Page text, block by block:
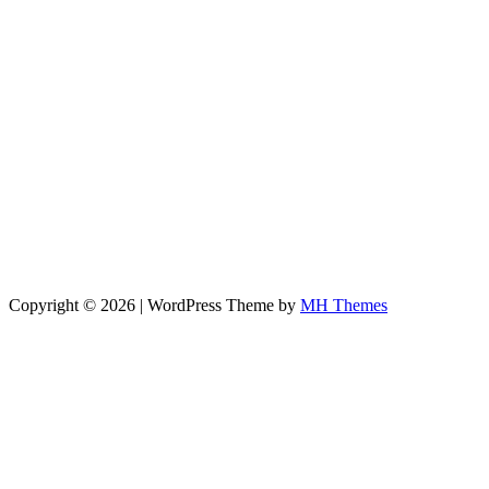
Copyright © 2026 | WordPress Theme by MH Themes